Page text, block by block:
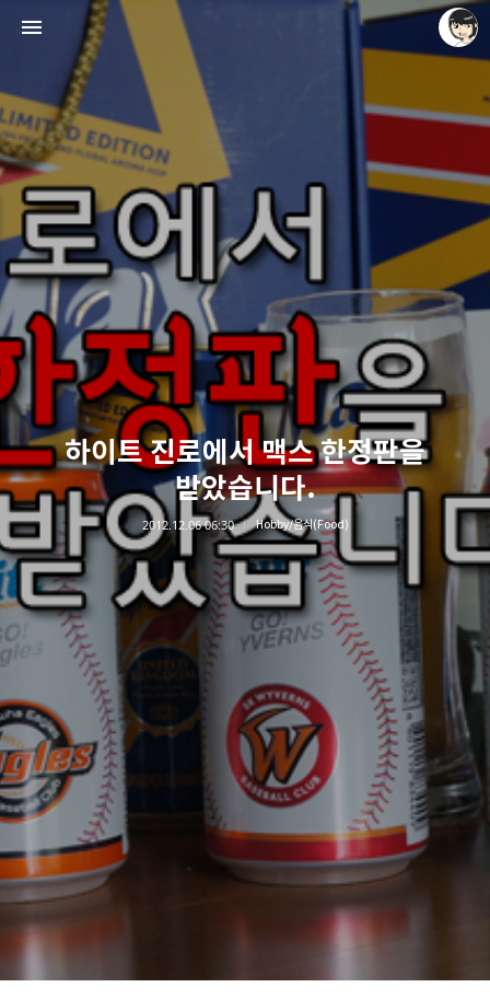
하이트 진로에서 맥스 한정판을
받았습니다.
2012.12.06 06:30 Hobby/음식(Food)
레이니아
레이니아